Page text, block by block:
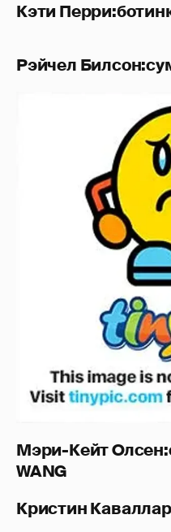
Кэти
Рэйчел
Мэри-Кейт
WANG
Кристин